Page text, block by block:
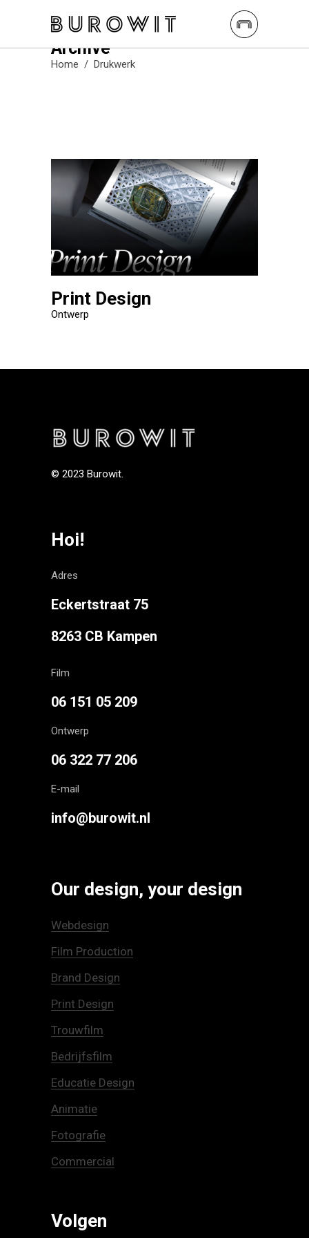
Archive
Home / Drukwerk
Print Design
Ontwerp
© 2023 Burowit.
Hoi!
Adres
Eckertstraat 75
8263 CB Kampen
Film
06 151 05 209
Ontwerp
06 322 77 206
E-mail
info@burowit.nl
Our design, your design
Webdesign
Film Production
Brand Design
Print Design
Trouwfilm
Bedrijfsfilm
Educatie Design
Animatie
Fotografie
Commercial
Volgen